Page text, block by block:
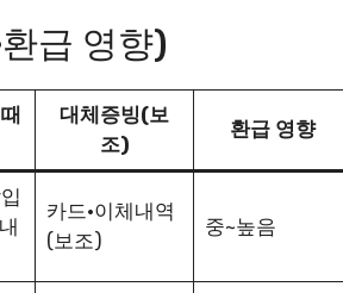
급 영향)
대체증빙(보
조)
환급 영향
카드·이체내역
(보조)
중~높음